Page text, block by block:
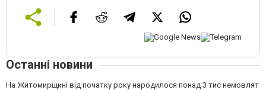
Останні новини
На Житомирщині від початку року народилося понад 3 тис немовлят